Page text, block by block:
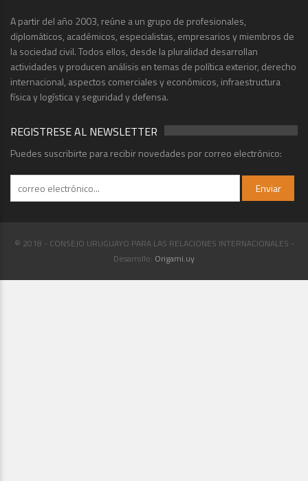
A partir del año 2003, reúne a un grupo de profesionales,
diplomáticos, académicos, especialistas, empresarios y miembros de
la sociedad civil. Todos ellos, desde la pluralidad desarrollan
actividades y producen análisis en temas de política exterior, derecho
internacional, aspectos comerciales y económicos, infraestructura
física y logística y seguridad y defensa.
REGISTRESE AL NEWSLETTER
Puedes suscribirte para recibir novedades por correo electrónico:
© 2018 - CONSEJO URUGUAYO PARA LAS RELACIONES INTERNACIONALES -
Desarrollo: Origami.uy